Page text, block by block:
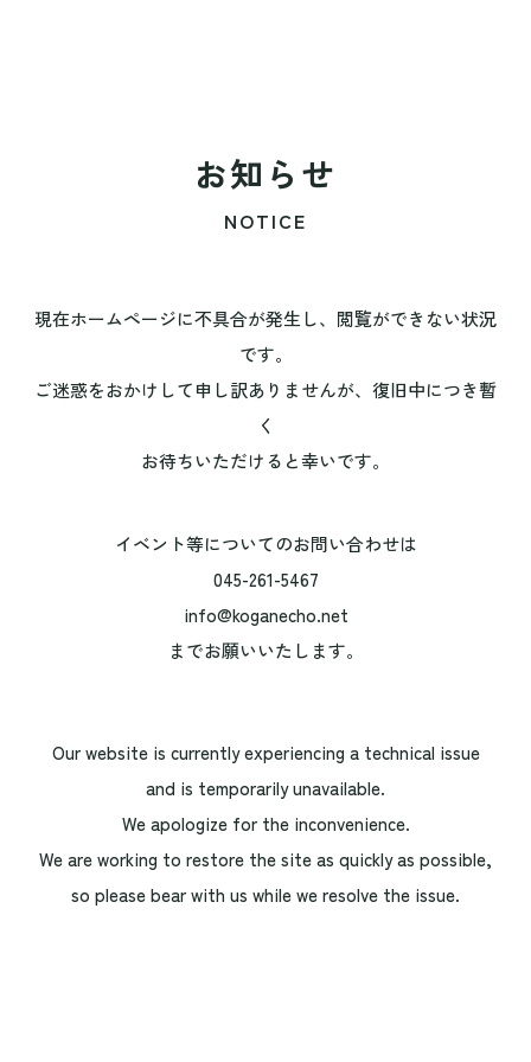
お知らせ
NOTICE
現在ホームページに不具合が発生し、閲覧ができない状況
です。
ご迷惑をおかけして申し訳ありませんが、復旧中につき暫
く
お待ちいただけると幸いです。
イベント等についてのお問い合わせは
045-261-5467
info@koganecho.net
までお願いいたします。
Our website is currently experiencing a technical issue
and is temporarily unavailable.
We apologize for the inconvenience.
We are working to restore the site as quickly as possible,
so please bear with us while we resolve the issue.